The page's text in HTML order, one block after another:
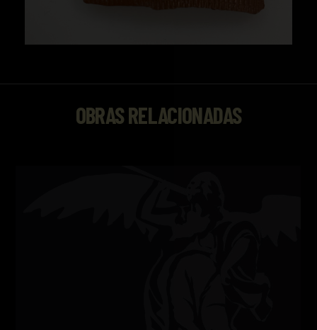
OBRAS RELACIONADAS